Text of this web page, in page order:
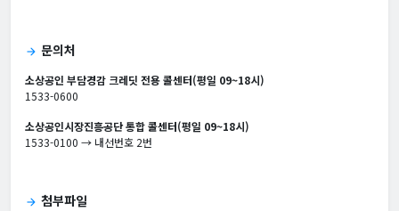
arrow_forward 문의처
소상공인 부담경감 크레딧 전용 콜센터(평일 09~18시)
1533-0600
소상공인시장진흥공단 통합 콜센터(평일 09~18시)
1533-0100 → 내선번호 2번
arrow_forward 첨부파일